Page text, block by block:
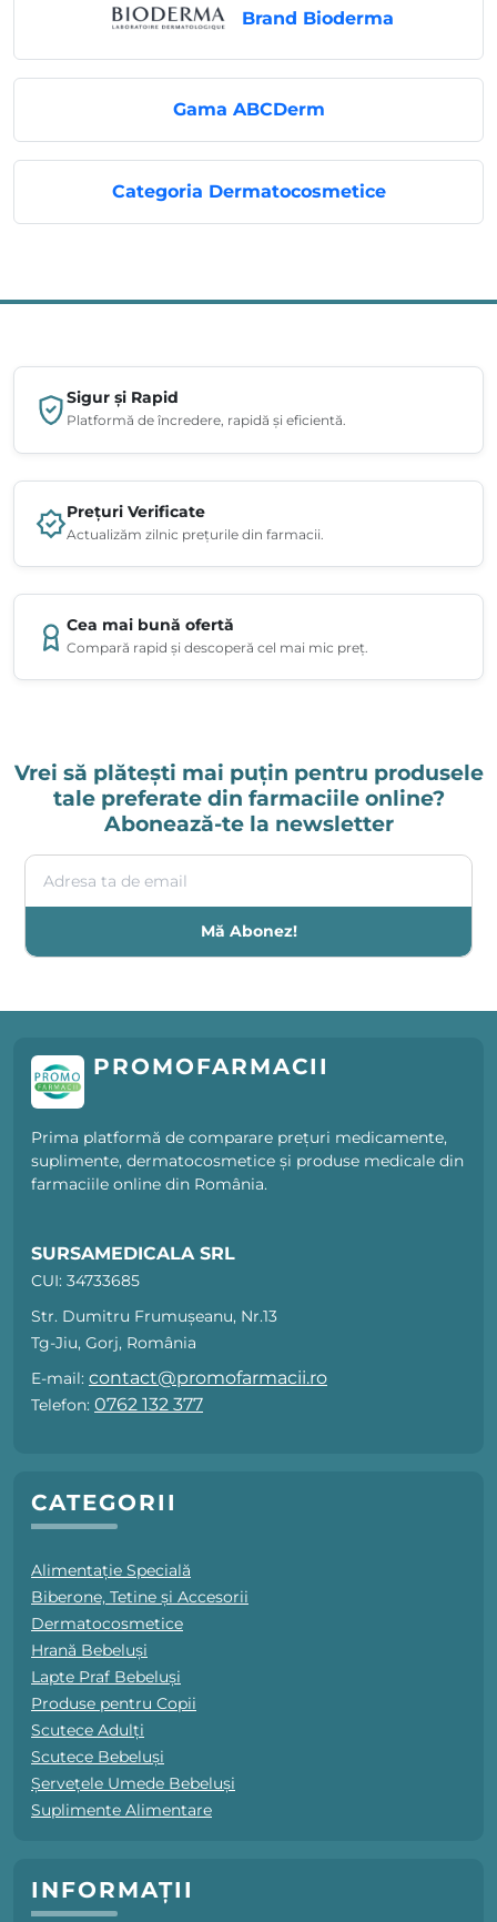
Brand Bioderma
Gama ABCDerm
Categoria Dermatocosmetice
Sigur și Rapid
Platformă de încredere, rapidă și eficientă.
Prețuri Verificate
Actualizăm zilnic prețurile din farmacii.
Cea mai bună ofertă
Compară rapid și descoperă cel mai mic preț.
Vrei să plătești mai puțin pentru produsele
tale preferate din farmaciile online?
Abonează-te la newsletter
Adresa ta de email
Mă Abonez!
PROMOFARMACII
Prima platformă de comparare prețuri medicamente,
suplimente, dermatocosmetice și produse medicale din
farmaciile online din România.
SURSAMEDICALA SRL
CUI: 34733685
Str. Dumitru Frumușeanu, Nr.13
Tg-Jiu, Gorj, România
E-mail: contact@promofarmacii.ro
Telefon: 0762 132 377
CATEGORII
Alimentație Specială
Biberone, Tetine și Accesorii
Dermatocosmetice
Hrană Bebeluși
Lapte Praf Bebeluși
Produse pentru Copii
Scutece Adulți
Scutece Bebeluși
Șervețele Umede Bebeluși
Suplimente Alimentare
INFORMAȚII